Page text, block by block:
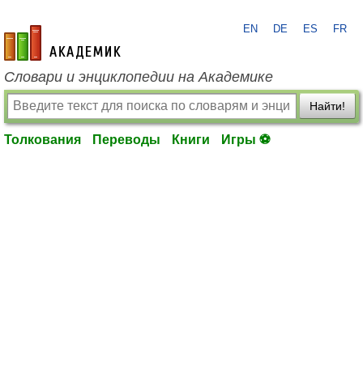
academic.ru
EN DE ES FR
Словари и энциклопедии на Академике
Найти!
Толкования Переводы Книги Игры ⚽